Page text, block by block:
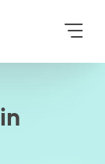
Önerileri